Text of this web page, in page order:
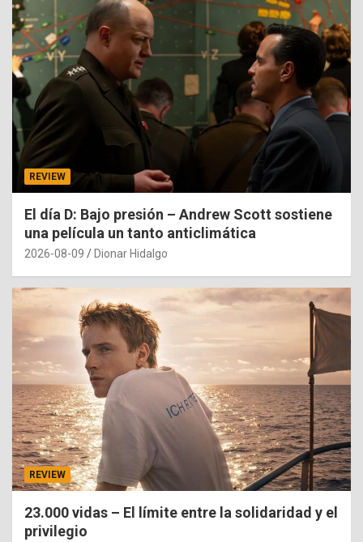
REVIEW
El día D: Bajo presión – Andrew Scott sostiene
una película un tanto anticlimática
2026-08-09 Dionar Hidalgo
REVIEW
23.000 vidas – El límite entre la solidaridad y el
privilegio